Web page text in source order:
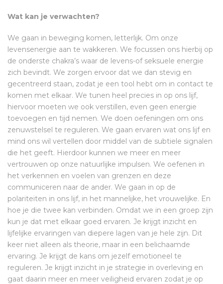
Wat kan je verwachten?
We gaan in beweging komen, letterlijk. Om onze
levensenergie aan te wakkeren. We focussen ons hierbij op
de onderste chakra’s waar de levens-of seksuele energie
zich bevindt. We zorgen ervoor dat we dan stevig en
gecentreerd staan, zodat je een tool hebt om in contact te
komen met elkaar. We tunen heel precies in op ons lijf,
hiervoor moeten we ook verstillen, even geen energie
toevoegen en tijd nemen. We doen oefeningen om ons
zenuwstelsel te reguleren. We gaan ervaren wat ons lijf en
mind ons wil vertellen door middel van de subtiele signalen
die het geeft. Hierdoor kunnen we meer en meer
vertrouwen op onze natuurlijke impulsen. We oefenen in
het verkennen en voelen van grenzen en deze
communiceren naar de ander. We gaan in op de
polariteiten in ons lijf, in het mannelijke, het vrouwelijke. En
hoe je die twee kan verbinden. Omdat we in een groep zijn
kun je dat met elkaar goed ervaren. Je krijgt inzicht en
lijfelijke ervaringen van diepere lagen van je hele zijn. Dit
keer niet alleen als theorie, maar in een belichaamde
ervaring. Je krijgt de kans om jezelf emotioneel te
reguleren. Je krijgt inzicht in je strategie in overleving en
gaat daarin meer en meer veiligheid ervaren zodat je op